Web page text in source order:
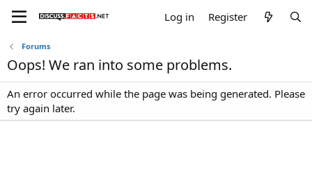
Log in Register
Forums
Oops! We ran into some problems.
An error occurred while the page was being generated. Please
try again later.